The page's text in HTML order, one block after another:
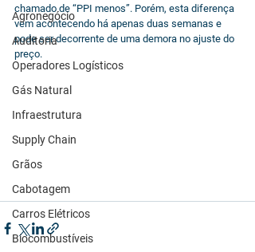
Agronegócio
Auditoria
Operadores Logísticos
Gás Natural
Infraestrutura
Supply Chain
Grãos
Cabotagem
Carros Elétricos
Biocombustíveis
chamado de “PPI menos”. Porém, esta diferença
vem acontecendo há apenas duas semanas e
pode ser decorrente de uma demora no ajuste do
preço.